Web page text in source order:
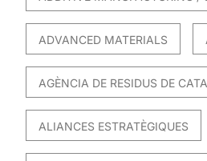
ADVANCED MATERIALS
AGÈNCIA DE RESIDUS DE
ALIANCES ESTRATÈGIQUES